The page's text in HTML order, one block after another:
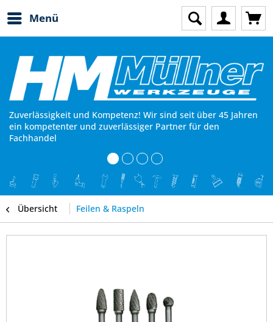
Menü
Zuverlässigkeit und Kompetenz! Wir sind seit über 45 Jahren
ein kompetenter und zuverlässiger Partner für den
Fachhandel
Übersicht Feilen & Raspeln